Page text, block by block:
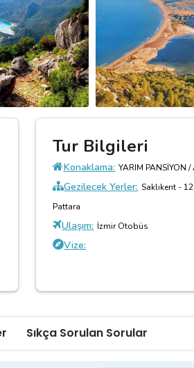
Tur Bilgileri
Konaklama: YARIM PANSİYON
Gezilecek Yerler: Saklıkent -
Pattara
Ulaşım: İzmir Otobüs
Vize:
Sıkça Sorulan Sorular